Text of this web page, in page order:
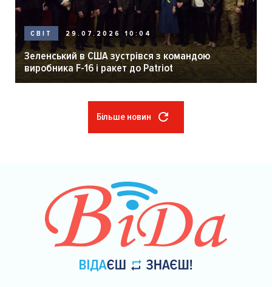
СВІТ 29.07.2026 10:04
Зеленський в США зустрівся з командою
виробника F-16 і ракет до Patriot
Більше новин